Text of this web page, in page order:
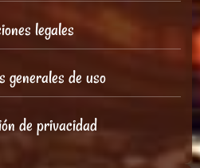
legales
generales de uso
de privacidad